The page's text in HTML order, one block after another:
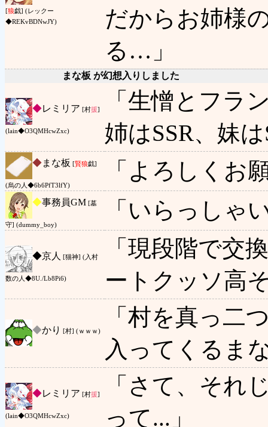
[狼戯] (レックー
◆REKvBDNwJY)
だからお姉様
る…」
まな板 が幻想入りしました
◆レミリア [村援]
(lain◆O3QMHcwZxc)
「生憎とフラ
姉はSSR、妹
◆まな板 [賢狼戯]
(烏の人◆6b6PfT3lfY)
「よろしくお
◆事務員GM [墓
守] (dummy_boy)
「いらっしゃ
◆京人 [猫神] (入村
数の人◆8U./Lb8Pi6)
「現段階で交
ートクッソ高
◆かり [村] (ｗｗｗ)
「村を真っ二
入ってくるま
◆レミリア [村援]
(lain◆O3QMHcwZxc)
「さて、それ
って...」